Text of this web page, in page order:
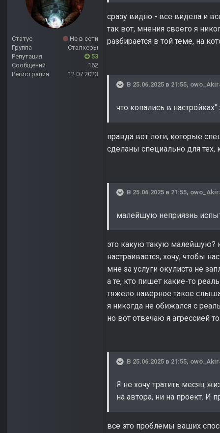
Статус
Не в сети
Группа
Сталкеры
Репутация
53
Сообщений
162
Регистрация
12.07.2023
сразу видно - все видела и
так вот, мнения своего я
разбирается в той теме, на
В 25.06.2025 в 21:55,
что копались в
правда вот логи, которые
сделаны специально для
В 25.06.2025 в 21:55,
малейшую неприязнь
это какую такую малейшую?
настраивается, хочу, чтобы
мне за услуги окулиста не
а те, кто пишет какие-то
тяжело наверное такое
я никогда не обижался с
но вот отвечаю я агрессией
В 25.06.2025 в 21:55,
Я не хочу тратить месяц
на автора, ни на проект. И
все это проблемы ваших